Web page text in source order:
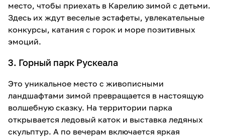
место, чтобы приехать в Карелию зимой с детьми.
Здесь их ждут веселые эстафеты, увлекательные
конкурсы, катания с горок и море позитивных
эмоций.
3. Горный парк Рускеала
Это уникальное место с живописными
ландшафтами зимой превращается в настоящую
волшебную сказку. На территории парка
открывается ледовый каток и выставка ледяных
скульптур. А по вечерам включается яркая